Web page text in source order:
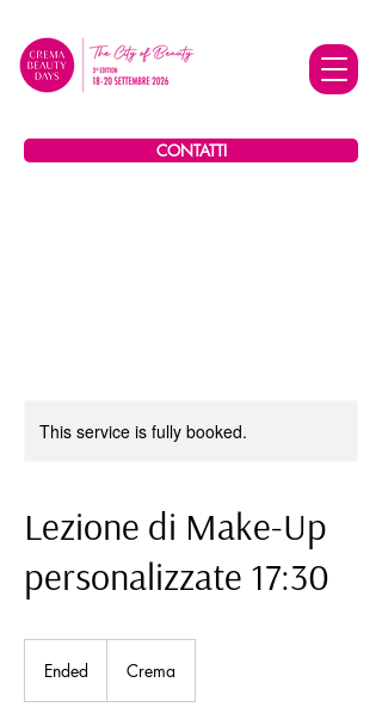
CONTATTI
This service is fully booked.
Lezione di Make-Up
personalizzate 17:30
Ended Crema